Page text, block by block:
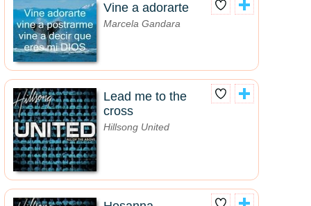
Vine a adorarte
Marcela Gandara
Lead me to the
cross
Hillsong United